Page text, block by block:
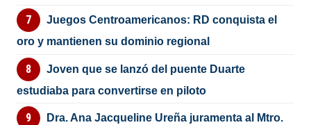
Juegos Centroamericanos: RD conquista el
oro y mantienen su dominio regional
Joven que se lanzó del puente Duarte
estudiaba para convertirse en piloto
Dra. Ana Jacqueline Ureña juramenta al Mtro.